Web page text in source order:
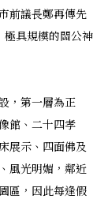
前議長鄭再傳先
極具規模的關公神
，第一層為正
館、二十四孝
展示、四面佛及
風光明媚，鄰近
區，因此每逢假